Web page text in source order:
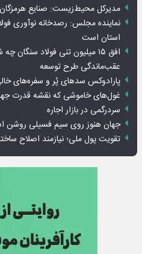
مدیرکل محیط‌زیست: صنایع
نماینده مجلس: رصدخانه نوآوری
استان است
عقب‌ماندگی طرح توسعه
پارادوکس سدهای پُر و سفره‌های
غول‌های خاموشی که نقشه قدرت
سردرگمی در بازار اجاره
جهان هنوز روی سیم فسیلی روشن
تقویت پول ملی؛ نیازمند اصلاح